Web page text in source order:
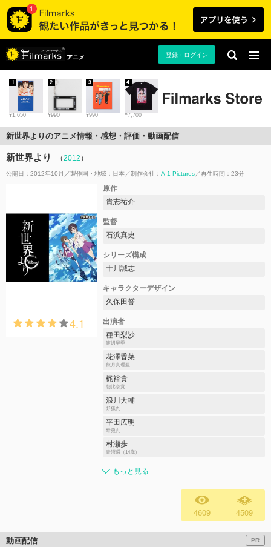
アニメ 登録・ログイン
¥1,650
1
¥990
2
¥990
3
¥7,700
4
新世界よりのアニメ情報・感想・評価・動画配信
新世界より （2012 ）
公開日：2012年10月 製作国・地域： 日本 制作会社： A-1 Pictures 再生時間：23分
4.1
原作
貴志祐介
監督
石浜真史
シリーズ構成
十川誠志
キャラクターデザイン
久保田誓
出演者
種田梨沙
渡辺早季
花澤香菜
秋月真理亜
梶裕貴
朝比奈覚
浪川大輔
野狐丸
平田広明
奇狼丸
村瀬歩
青沼瞬（14歳）
もっと見る
4609 4509
動画配信 PR